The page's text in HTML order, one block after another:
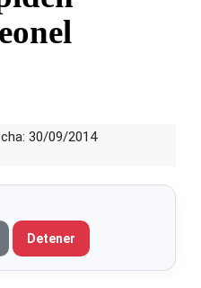
30/09/2014
Detener